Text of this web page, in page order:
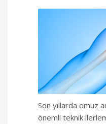
Son yıllarda omuz
önemli teknik